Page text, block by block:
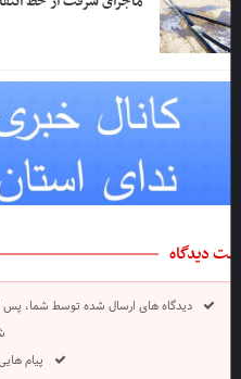
دیدگاه
دیدگاه های ارسال شده توسط شما، پس
پیام